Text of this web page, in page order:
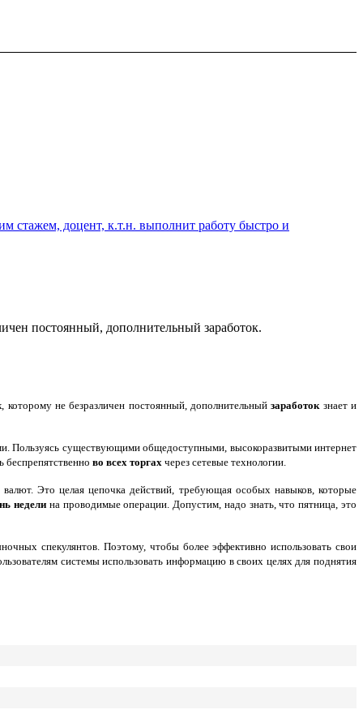
стажем, доцент, к.т.н. выполнит работу быстро и
постоянный, дополнительный заработок.
которому не безразличен постоянный, дополнительныйзаработок знает и
Пользуясь существующими общедоступными, высокоразвитыми интернет
беспрепятственно во всех торгах через сетевые технологии.
Это целая цепочка действий, требующая особых навыков, которые
недели на проводимые операции. Допустим, надо знать, что пятница, это
спекулянтов. Поэтому, чтобы более эффективно использовать свои
системы использовать информацию в своих целях для поднятия